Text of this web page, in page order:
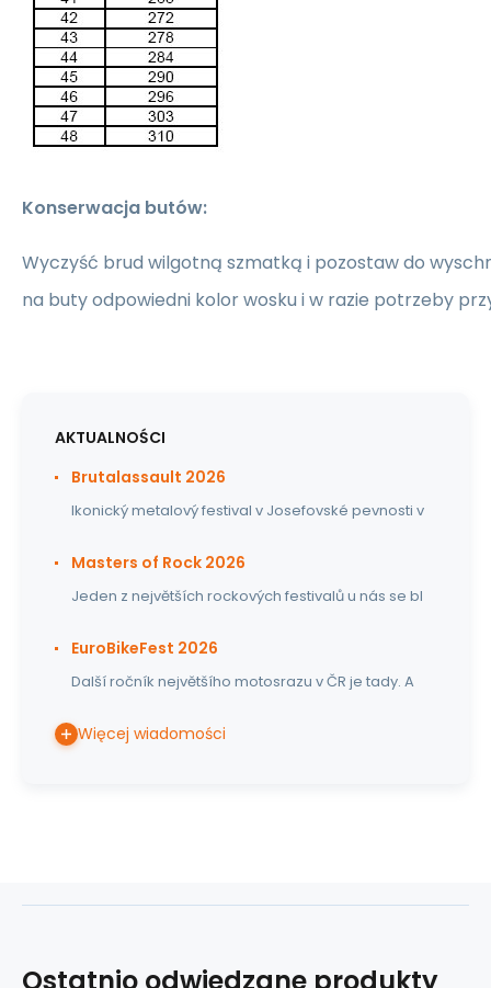
Konserwacja butów:
Wyczyść brud wilgotną szmatką i pozostaw do
na buty odpowiedni kolor wosku i w razie potrzeby
AKTUALNOŚCI
Brutalassault 2026
Ikonický metalový festival v Josefovské pevnosti v
Masters of Rock 2026
Jeden z největších rockových festivalů u nás se bl
EuroBikeFest 2026
Další ročník největšího motosrazu v ČR je tady. A
Więcej wiadomości